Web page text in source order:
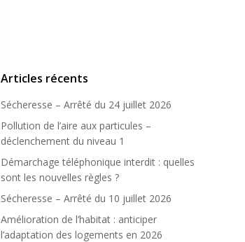
Articles récents
Sécheresse – Arrêté du 24 juillet 2026
Pollution de l’aire aux particules –
déclenchement du niveau 1
Démarchage téléphonique interdit : quelles
sont les nouvelles règles ?
Sécheresse – Arrêté du 10 juillet 2026
Amélioration de l’habitat : anticiper
l’adaptation des logements en 2026